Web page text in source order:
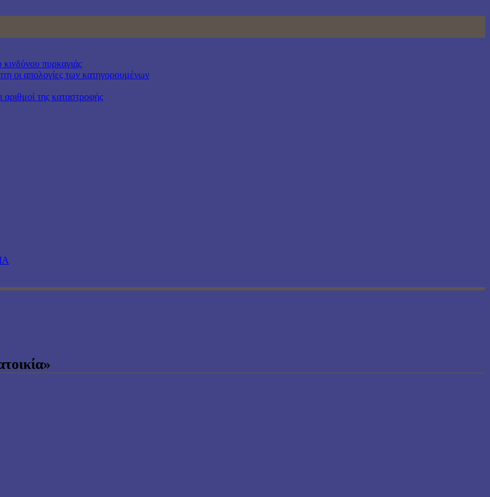
πυρκαγιάς
οι απολογίες των κατηγορουμένων
της καταστροφής